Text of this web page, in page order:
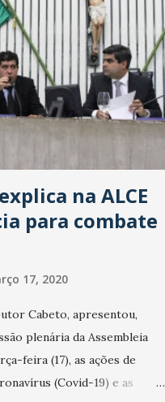
na ALCE
para combate
17, 2020
Cabeto, apresentou,
plenária da Assembleia
feira (17), as ações de
(Covid-19) e as